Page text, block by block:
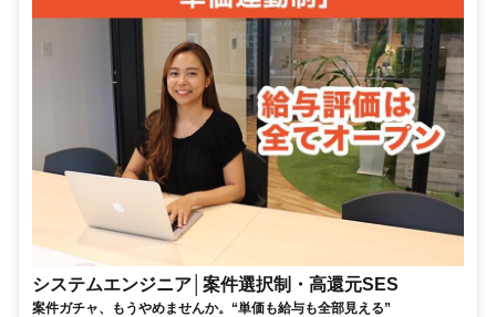
システムエンジニア│案件選択制・高還元SES
案件ガチャ、もうやめませんか。“単価も給与も全部見える”